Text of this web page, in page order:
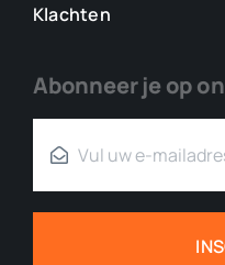
Klachten
Abonneer je op